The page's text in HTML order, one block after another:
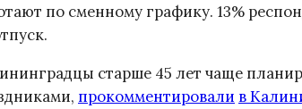
по сменному графику. 13%
старше 45 лет чаще
прокомментировали в